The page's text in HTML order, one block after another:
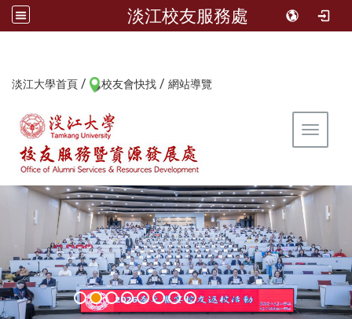
淡江校友服務處
淡江大學首頁 / 校友會快找 / 網站導覽
Toggle